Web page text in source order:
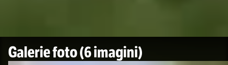
Galerie foto(6 imagini)